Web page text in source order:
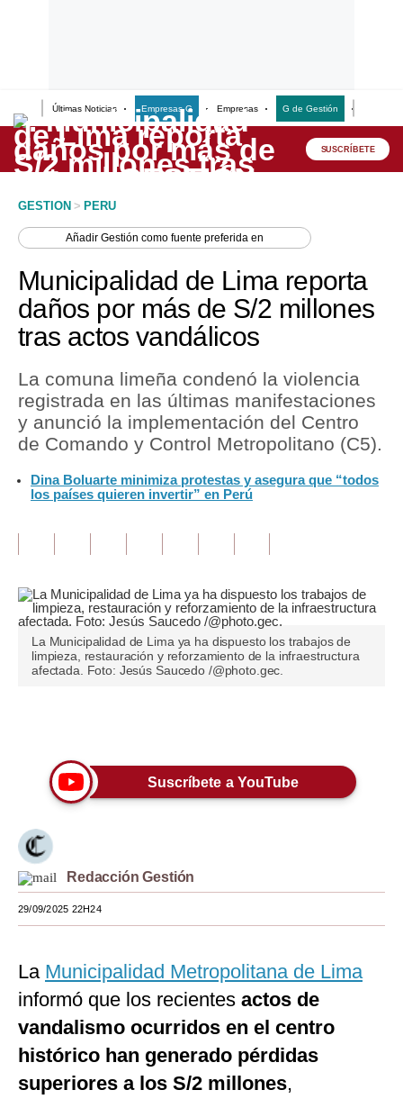
Últimas Noticias Empresas G Empresas G de Gestión
Lo último
Peru Quiosco
Economía
Mercados
Política
Tu Dinero
Finanzas Personales
Editorial
Pregunta de hoy
Lujo
Viajes
Moda
Estilos
Mundo
México
Internacional
Tecnología
SUSCRÍBETE
GESTION > PERU
AñadirGestión como fuente preferida en
Municipalidad de Lima reporta
daños por más de S/2 millones
tras actos vandálicos
La comuna limeña condenó la violencia
registrada en las últimas manifestaciones
y anunció la implementación del Centro
de Comando y Control Metropolitano (C5).
Dina Boluarte minimiza protestas y asegura que “todos
los países quieren invertir” en Perú
La Municipalidad de Lima ya ha dispuesto los trabajos de
limpieza, restauración y reforzamiento de la infraestructura
afectada. Foto: Jesús Saucedo /@photo.gec.
Suscríbete a YouTube
Redacción Gestión
29/09/2025 22H24
La Municipalidad Metropolitana de Lima
informó que los recientes actos de
vandalismo ocurridos en el centro
histórico han generado pérdidas
superiores a los S/2 millones,